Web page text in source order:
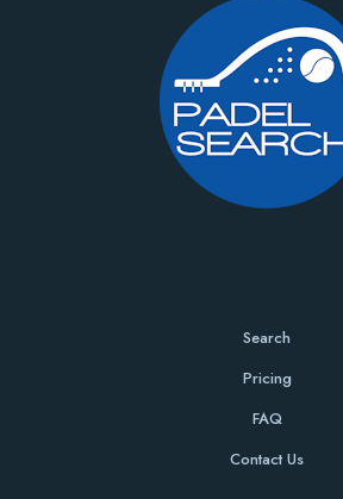
Search
Pricing
FAQ
Contact Us